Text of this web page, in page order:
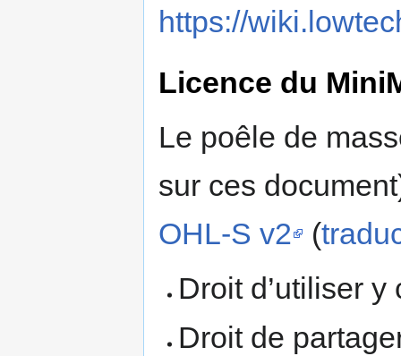
https://
Licence du
Le poêle de
sur ces
OHL-S v2
(
Droit d’utiliser
Droit de